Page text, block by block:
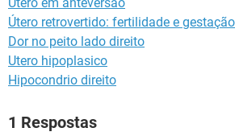
Útero retrovertido: fertilidade e gestação
Dor no peito lado direito
Utero hipoplasico
Hipocondrio direito
1 Respostas